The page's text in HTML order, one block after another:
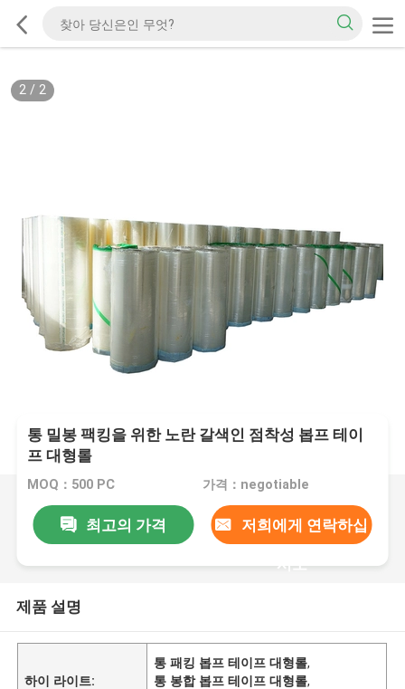
2/ 2
통 밀봉 팩킹을 위한 노란 갈색인 점착성 봅프 테이
프 대형롤
MOQ：500 PC 가격：negotiable
최고의 가격 저희에게 연락하십
시오
제품 설명
하이 라이트:
통 패킹 봅프 테이프 대형롤,
통 봉합 봅프 테이프 대형롤,